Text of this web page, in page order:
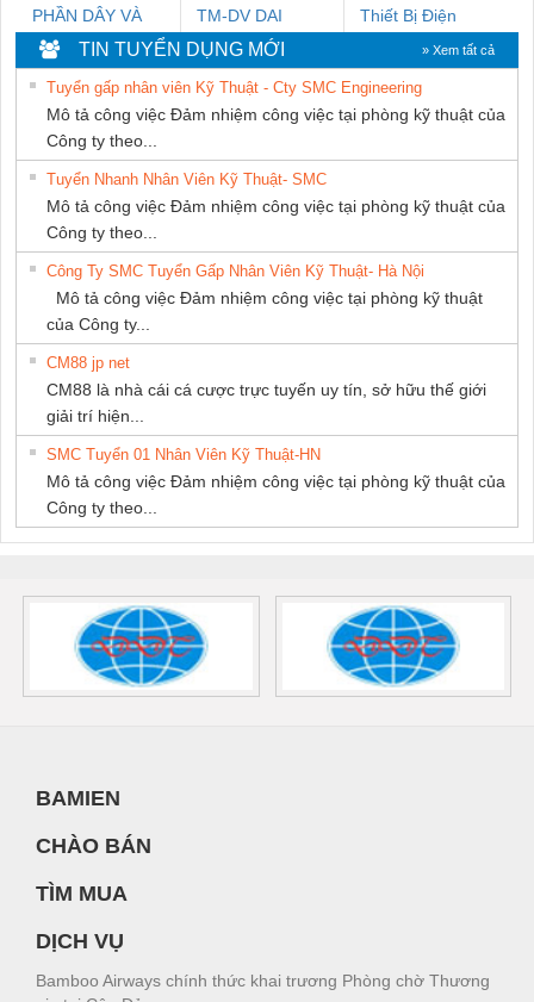
PHẦN DÂY VÀ
CÁP ĐIỆN
THƯỢNG ĐÌNH
TM-DV DAI
DONG THANH
Thiết Bị Điện
Nam Quốc Thịnh
TIN TUYỂN DỤNG MỚI » Xem tất cả
Tuyển gấp nhân viên Kỹ Thuật - Cty SMC Engineering
Mô tả công việc Đảm nhiệm công việc tại phòng kỹ thuật của
Công ty theo...
Tuyển Nhanh Nhân Viên Kỹ Thuật- SMC
Mô tả công việc Đảm nhiệm công việc tại phòng kỹ thuật của
Công ty theo...
Công Ty SMC Tuyển Gấp Nhân Viên Kỹ Thuật- Hà Nội
Mô tả công việc Đảm nhiệm công việc tại phòng kỹ thuật
của Công ty...
CM88 jp net
CM88 là nhà cái cá cược trực tuyến uy tín, sở hữu thế giới
giải trí hiện...
SMC Tuyển 01 Nhân Viên Kỹ Thuật-HN
Mô tả công việc Đảm nhiệm công việc tại phòng kỹ thuật của
Công ty theo...
BAMIEN
CHÀO BÁN
TÌM MUA
DỊCH VỤ
Bamboo Airways chính thức khai trương Phòng chờ Thương